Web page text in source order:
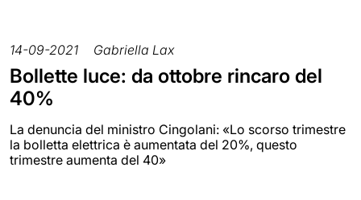
14-09-2021 Gabriella Lax
Bollette luce: da ottobre rincaro del
40%
La denuncia del ministro Cingolani: «Lo scorso trimestre
la bolletta elettrica è aumentata del 20%, questo
trimestre aumenta del 40»